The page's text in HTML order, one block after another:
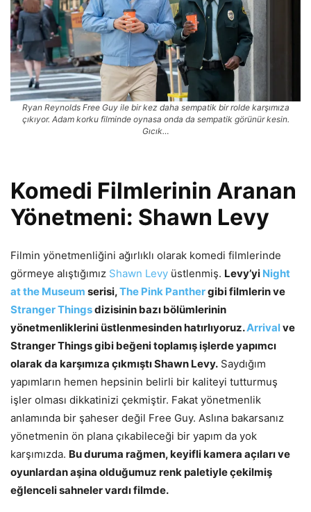
Ryan Reynolds Free Guy ile bir kez daha sempatik bir rolde karşımıza
çıkıyor. Adam korku filminde oynasa onda da sempatik görünür kesin.
Gıcık…
Komedi Filmlerinin Aranan
Yönetmeni: Shawn Levy
Filmin yönetmenliğini ağırlıklı olarak komedi filmlerinde
görmeye alıştığımız Shawn Levy üstlenmiş. Levy’yi Night
at the Museum serisi,The Pink Panthergibi filmlerin ve
Stranger Thingsdizisinin bazı bölümlerinin
yönetmenliklerini üstlenmesinden hatırlıyoruz.Arrivalve
Stranger Things gibi beğeni toplamış işlerde yapımcı
olarak da karşımıza çıkmıştı Shawn Levy. Saydığım
yapımların hemen hepsinin belirli bir kaliteyi tutturmuş
işler olması dikkatinizi çekmiştir. Fakat yönetmenlik
anlamında bir şaheser değil Free Guy. Aslına bakarsanız
yönetmenin ön plana çıkabileceği bir yapım da yok
karşımızda. Bu duruma rağmen, keyifli kamera açıları ve
oyunlardan aşina olduğumuz renk paletiyle çekilmiş
eğlenceli sahneler vardı filmde.